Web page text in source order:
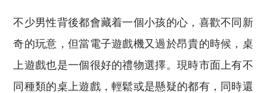
不少男性背後都會藏着一個小孩的心，喜歡不同新
奇的玩意，但當電子遊戲機又過於昂貴的時候，桌
上遊戲也是一個很好的禮物選擇。現時市面上有不
同種類的桌上遊戲，輕鬆或是懸疑的都有，同時還